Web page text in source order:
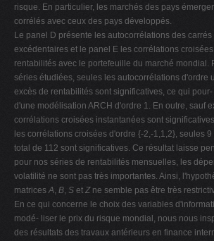
risque. En particulier, les marchés des pays
corrélés avec ceux des pays développés.
Le panel D présente les autocorrélations des
excédentaires et le panel E les corrélations
rentabilités avec le portefeuille du marché mondial.
séries étudiées, seules les autocorrélations d'ordre
excès de rentabilités sont significatives, ce qui
d'une modélisation ARCH d'ordre 1. En outre, sauf
corrélations croisées instantanées sont
les corrélations croisées d'ordre {-2,-1,1,2}, seules
total de 112 sont significatives. Ce résultat laisse
pour nos séries de rentabilités mensuelles, les
volatilité ne sont pas très importantes. Ainsi,
matricesA, B, S et Zne semble pas être très
En ce qui concerne le choix des variables
modé- liser le prix du risque mondial, nous nous
des résultats des travaux antérieurs en finance